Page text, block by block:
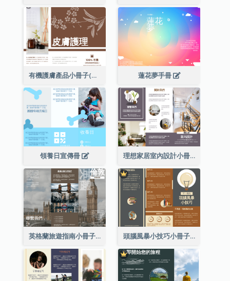
有機護膚產品小冊子(附詳細信息) 蓮花夢手冊
領養日宣傳冊 理想家居室內設計小冊子
英格蘭旅遊指南小冊子 頭腦風暴小技巧小冊子